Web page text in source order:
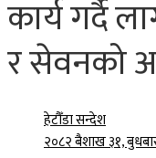
कार्य गर्दै
र सेवनको
हेटौँडा सन्देश
२०८२ बैशाख ३१,